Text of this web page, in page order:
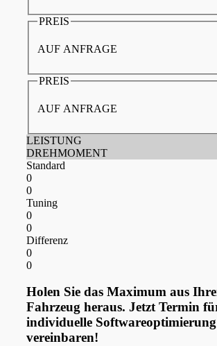
PREIS
AUF ANFRAGE
PREIS
AUF ANFRAGE
LEISTUNG
DREHMOMENT
Standard
0
0
Tuning
0
0
Differenz
0
0
Holen Sie das Maximum aus
Fahrzeug heraus. Jetzt Termin
individuelle Softwareoptimierung
vereinbaren!